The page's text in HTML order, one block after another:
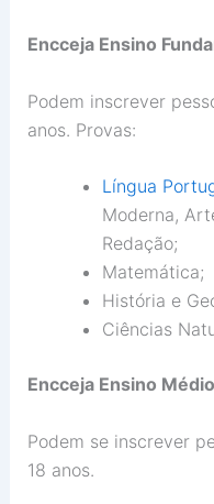
Encceja Ensino
Podem inscrever
anos. Provas:
Língua
Moderna,
Redação;
Matemática;
História e
Ciências
Encceja Ensino Médio
Podem se inscrever
18 anos.